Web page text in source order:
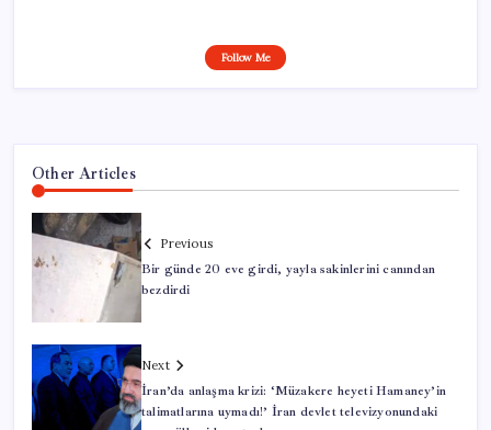
Follow Me
Other Articles
Previous
Bir günde 20 eve girdi, yayla sakinlerini canından
bezdirdi
Next
İran’da anlaşma krizi: ‘Müzakere heyeti Hamaney’in
talimatlarına uymadı!’ İran devlet televizyonundaki